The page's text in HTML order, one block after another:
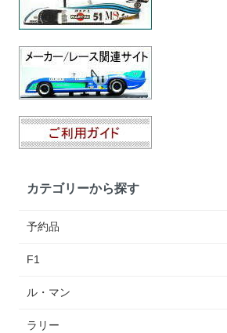
カテゴリーから探す
予約品
F1
ル・マン
ラリー